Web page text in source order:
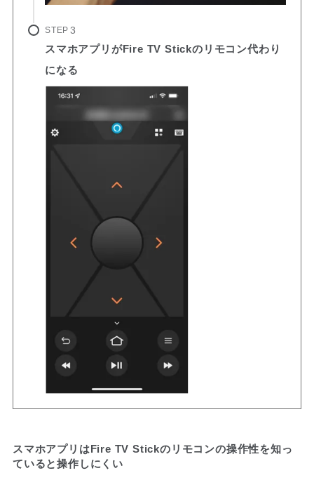
STEP
スマホアプリがFire TV Stickのリモコン代わり
になる
スマホアプリはFire TV Stickのリモコンの操作性を知っ
ていると操作しにくい